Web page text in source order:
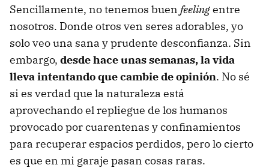
Sencillamente, no tenemos buen feelingentre
nosotros. Donde otros ven seres adorables, yo
solo veo una sana y prudente desconfianza. Sin
embargo, desde hace unas semanas, la vida
lleva intentando que cambie de opinión. No sé
si es verdad que la naturaleza está
aprovechando el repliegue de los humanos
provocado por cuarentenas y confinamientos
para recuperar espacios perdidos, pero lo cierto
es que en mi garaje pasan cosas raras.